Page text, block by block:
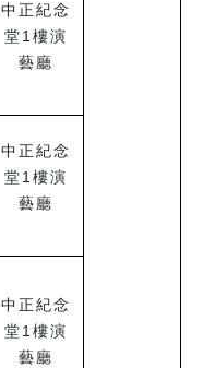
中正紀念
堂1樓演
藝廳
中正紀念
堂1樓演
藝廳
中正紀念
堂1樓演
藝廳